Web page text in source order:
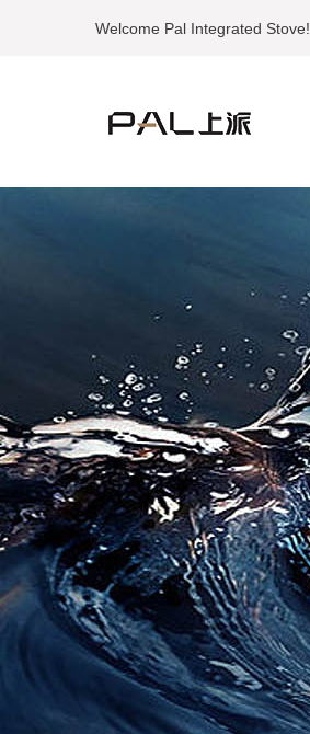
Welcome Pal Integrated Stove!